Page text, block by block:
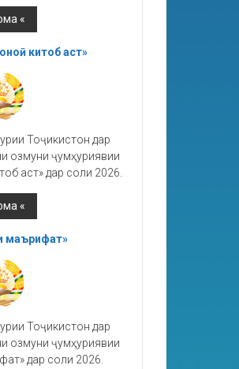
китоб аст»
Тоҷикистон дар
озмуни ҷумҳуриявии
аст» дар соли 2026.
маърифат»
Тоҷикистон дар
озмуни ҷумҳуриявии
дар соли 2026.